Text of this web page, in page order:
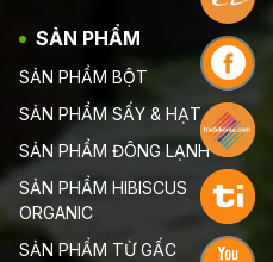
SẢN PHẨM
SẢN PHẨM BỘT
SẢN PHẨM SẤY & HẠT
SẢN PHẨM ĐÔNG LẠNH
SẢN PHẨM HIBISCUS
ORGANIC
SẢN PHẨM TỪ GẤC